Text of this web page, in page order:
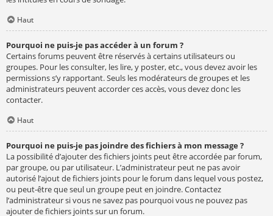
Haut
Pourquoi ne puis-je pas accéder à un forum ?
Certains forums peuvent être réservés à certains utilisateurs ou
groupes. Pour les consulter, les lire, y poster, etc., vous devez avoir les
permissions s’y rapportant. Seuls les modérateurs de groupes et les
administrateurs peuvent accorder ces accès, vous devez donc les
contacter.
Haut
Pourquoi ne puis-je pas joindre des fichiers à mon message ?
La possibilité d’ajouter des fichiers joints peut être accordée par forum,
par groupe, ou par utilisateur. L’administrateur peut ne pas avoir
autorisé l’ajout de fichiers joints pour le forum dans lequel vous postez,
ou peut-être que seul un groupe peut en joindre. Contactez
l’administrateur si vous ne savez pas pourquoi vous ne pouvez pas
ajouter de fichiers joints sur un forum.